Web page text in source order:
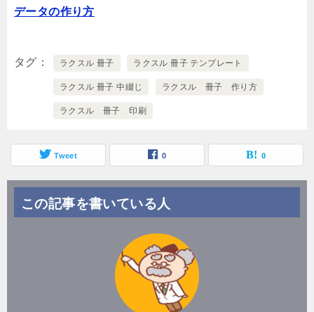
データの作り方
タグ ラクスル 冊子 ラクスル 冊子 テンプレート
ラクスル 冊子 中綴じ ラクスル 冊子 作り方
ラクスル 冊子 印刷
Tweet 0 0
この記事を書いている人